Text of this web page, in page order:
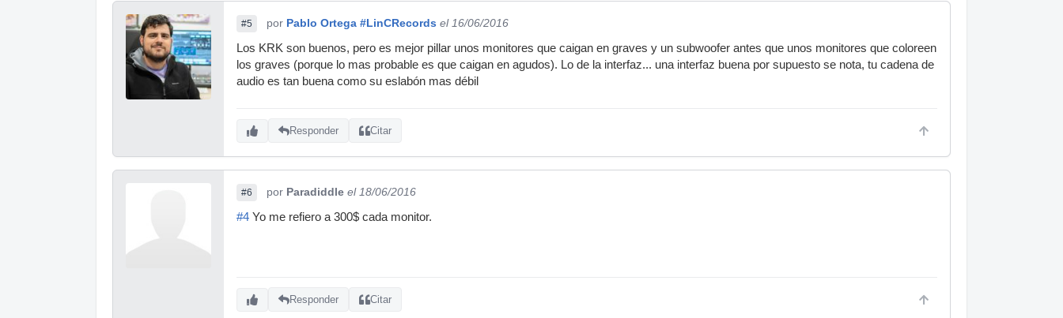
#5 por Pablo Ortega #LinCRecords el 16/06/2016
Los KRK son buenos, pero es mejor pillar unos monitores que caigan en graves y un subwoofer antes que unos monitores que coloreen
los graves (porque lo mas probable es que caigan en agudos). Lo de la interfaz... una interfaz buena por supuesto se nota, tu cadena de
audio es tan buena como su eslabón mas débil
Responder Citar
#6 por Paradiddle el 18/06/2016
#4 Yo me refiero a 300$ cada monitor.
Responder Citar